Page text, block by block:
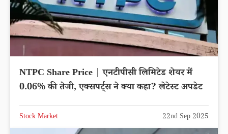
NTPC Share Price | एनटीपीसी लिमिटेड शेयर में
0.06% की तेजी, एक्सपर्ट्स ने क्या कहा? लेटेस्ट अपडेट
Stock Market 22nd Sep 2025